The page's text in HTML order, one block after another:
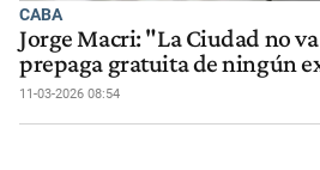
CABA
Jorge Macri: "La Ciudad no
prepaga gratuita de ningún
11-03-2026 08:54